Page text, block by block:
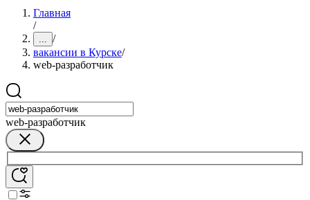
Главная
/
... /
вакансии в Курске/
web-разработчик
web-разработчик